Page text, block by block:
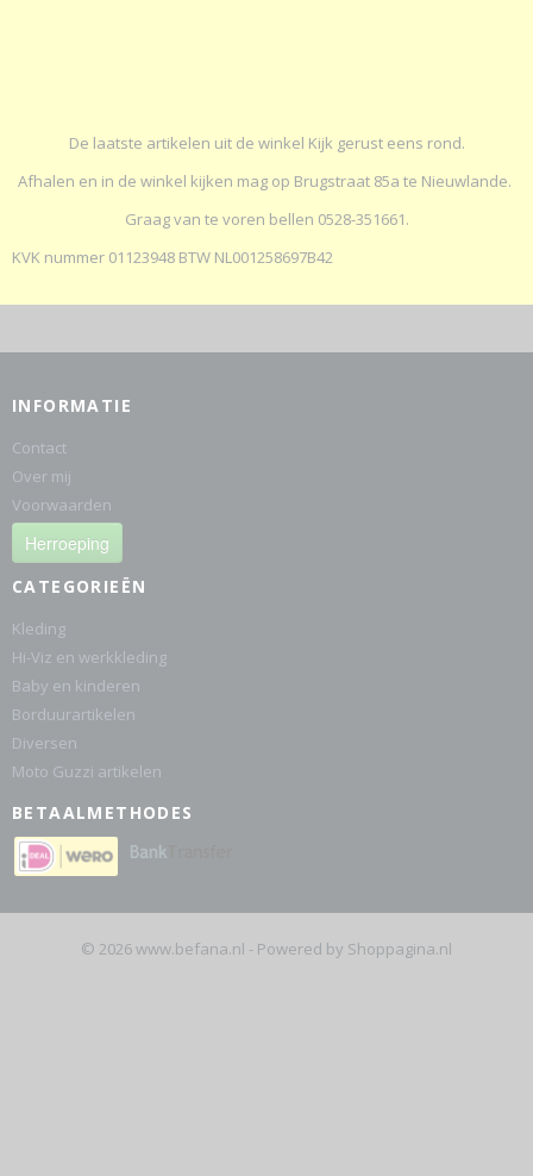
De laatste artikelen uit de winkel Kijk gerust eens rond.
Afhalen en in de winkel kijken mag op Brugstraat 85a te Nieuwlande.
Graag van te voren bellen 0528-351661.
KVK nummer 01123948 BTW NL001258697B42
INFORMATIE
Contact
Over mij
Voorwaarden
Herroeping
CATEGORIEËN
Kleding
Hi-Viz en werkkleding
Baby en kinderen
Borduurartikelen
Diversen
Moto Guzzi artikelen
BETAALMETHODES
© 2026 www.befana.nl - Powered by Shoppagina.nl